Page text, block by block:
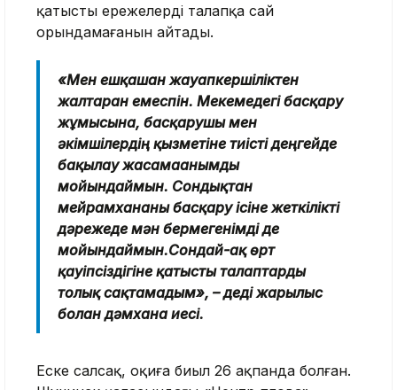
қатысты ережелерді талапқа сай
орындамағанын айтады.
«Мен ешқашан жауапкершіліктен
жалтарған емеспін. Мекемедегі басқару
жұмысына, басқарушы мен
әкімшілердің қызметіне тиісті деңгейде
бақылау жасамағанымды
мойындаймын. Сондықтан
мейрамхананы басқару ісіне жеткілікті
дәрежеде мән бермегенімді де
мойындаймын.Сондай-ақ өрт
қауіпсіздігіне қатысты талаптарды
толық сақтамадым», – деді жарылыс
болған дәмхана иесі.
Еске салсақ, оқиға биыл 26 ақпанда болған.